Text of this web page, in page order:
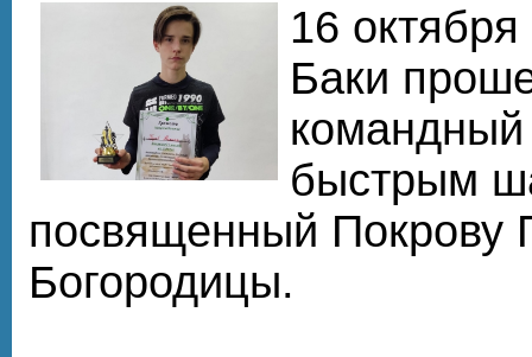
16
Баки
командный
быстрым
посвященный Покрову
Богородицы.